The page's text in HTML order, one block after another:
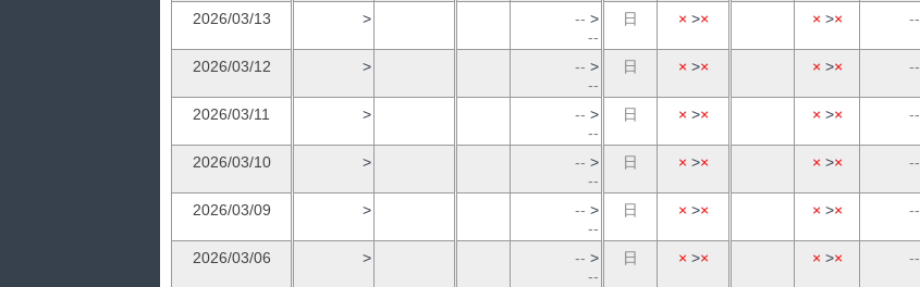
2026/03/13
> -- >
--
日 × >× × >× --
2026/03/12
> -- >
--
日 × >× × >× --
2026/03/11
> -- >
--
日 × >× × >× --
2026/03/10
> -- >
--
日 × >× × >× --
2026/03/09
> -- >
--
日 × >× × >× --
2026/03/06
> -- >
--
日 × >× × >× --